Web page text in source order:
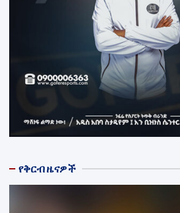
የቅርብ ዜናዎች